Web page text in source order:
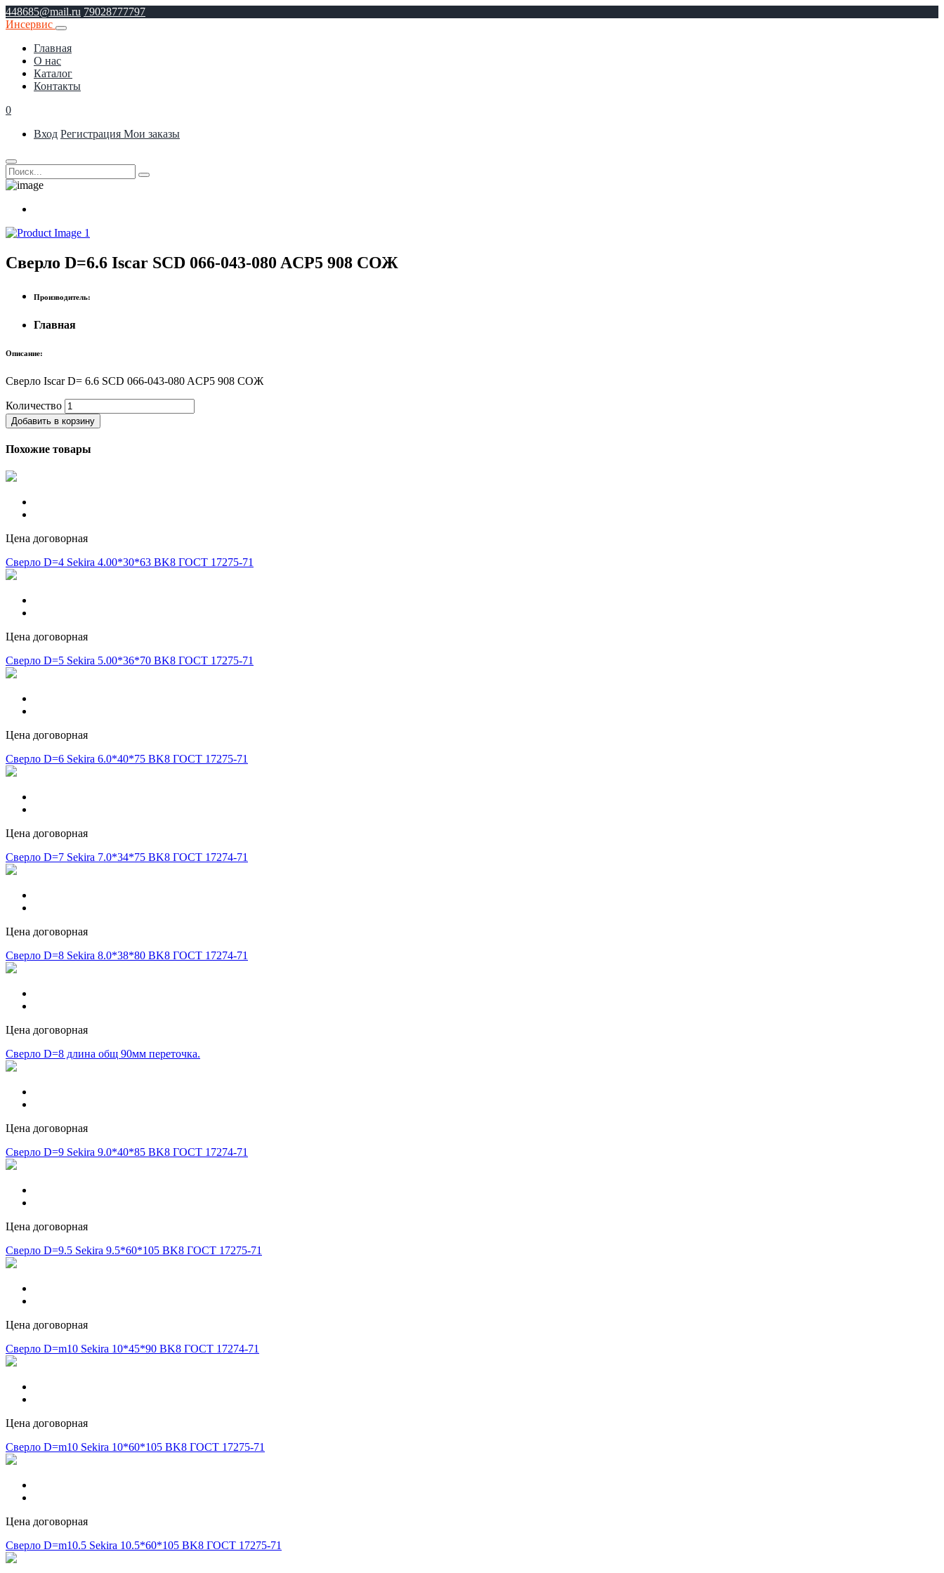
448685@mail.ru 79028777797
Инсервис
Главная
О нас
Каталог
Контакты
0
Вход Регистрация Мои заказы
Сверло D=6.6 Iscar SCD 066-043-080 AСP5 908 СОЖ
Производитель:
Главная
Описание:
Сверло Iscar D= 6.6 SCD 066-043-080 AСP5 908 СОЖ
Количество
Добавить в корзину
Похожие товары
Цена договорная
Сверло D=4 Sekira 4.00*30*63 BK8 ГОСТ 17275-71
Цена договорная
Сверло D=5 Sekira 5.00*36*70 BK8 ГОСТ 17275-71
Цена договорная
Сверло D=6 Sekira 6.0*40*75 BK8 ГОСТ 17275-71
Цена договорная
Сверло D=7 Sekira 7.0*34*75 BK8 ГОСТ 17274-71
Цена договорная
Сверло D=8 Sekira 8.0*38*80 BK8 ГОСТ 17274-71
Цена договорная
Сверло D=8 длина общ 90мм переточка.
Цена договорная
Сверло D=9 Sekira 9.0*40*85 BK8 ГОСТ 17274-71
Цена договорная
Сверло D=9.5 Sekira 9.5*60*105 BK8 ГОСТ 17275-71
Цена договорная
Сверло D=m10 Sekira 10*45*90 BK8 ГОСТ 17274-71
Цена договорная
Сверло D=m10 Sekira 10*60*105 BK8 ГОСТ 17275-71
Цена договорная
Сверло D=m10.5 Sekira 10.5*60*105 BK8 ГОСТ 17275-71